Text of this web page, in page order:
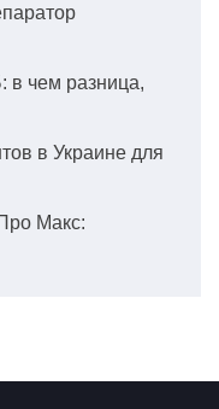
в чем разница,
в Украине для
Макс: